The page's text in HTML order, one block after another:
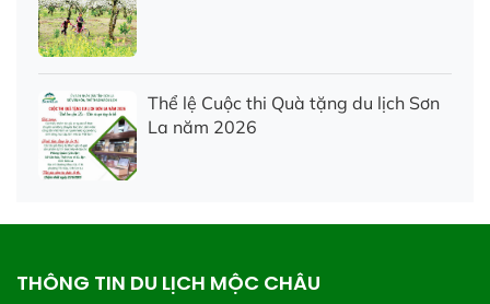
Thể lệ Cuộc thi Quà tặng du lịch Sơn
La năm 2026
THÔNG TIN DU LỊCH MỘC CHÂU